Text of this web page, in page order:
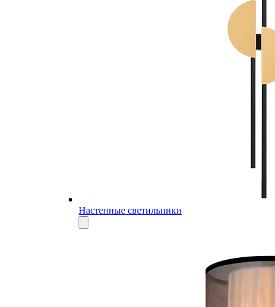
Настенные светильники